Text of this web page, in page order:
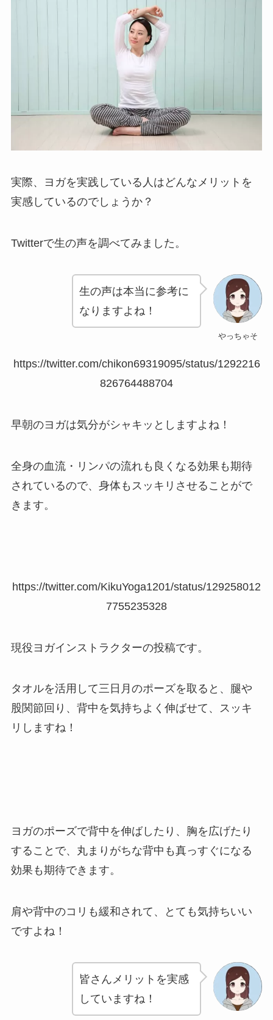
実際、ヨガを実践している人はどんなメリットを
実感しているのでしょうか？
Twitterで生の声を調べてみました。
やっちゃそ
生の声は本当に参考に
なりますよね！
https://twitter.com/chikon69319095/status/1292216
826764488704
早朝のヨガは気分がシャキッとしますよね！
全身の血流・リンパの流れも良くなる効果も期待
されているので、身体もスッキリさせることがで
きます。
https://twitter.com/KikuYoga1201/status/129258012
7755235328
現役ヨガインストラクターの投稿です。
タオルを活用して三日月のポーズを取ると、腿や
股関節回り、背中を気持ちよく伸ばせて、スッキ
リしますね！
ヨガのポーズで背中を伸ばしたり、胸を広げたり
することで、丸まりがちな背中も真っすぐになる
効果も期待できます。
肩や背中のコリも緩和されて、とても気持ちいい
ですよね！
皆さんメリットを実感
していますね！